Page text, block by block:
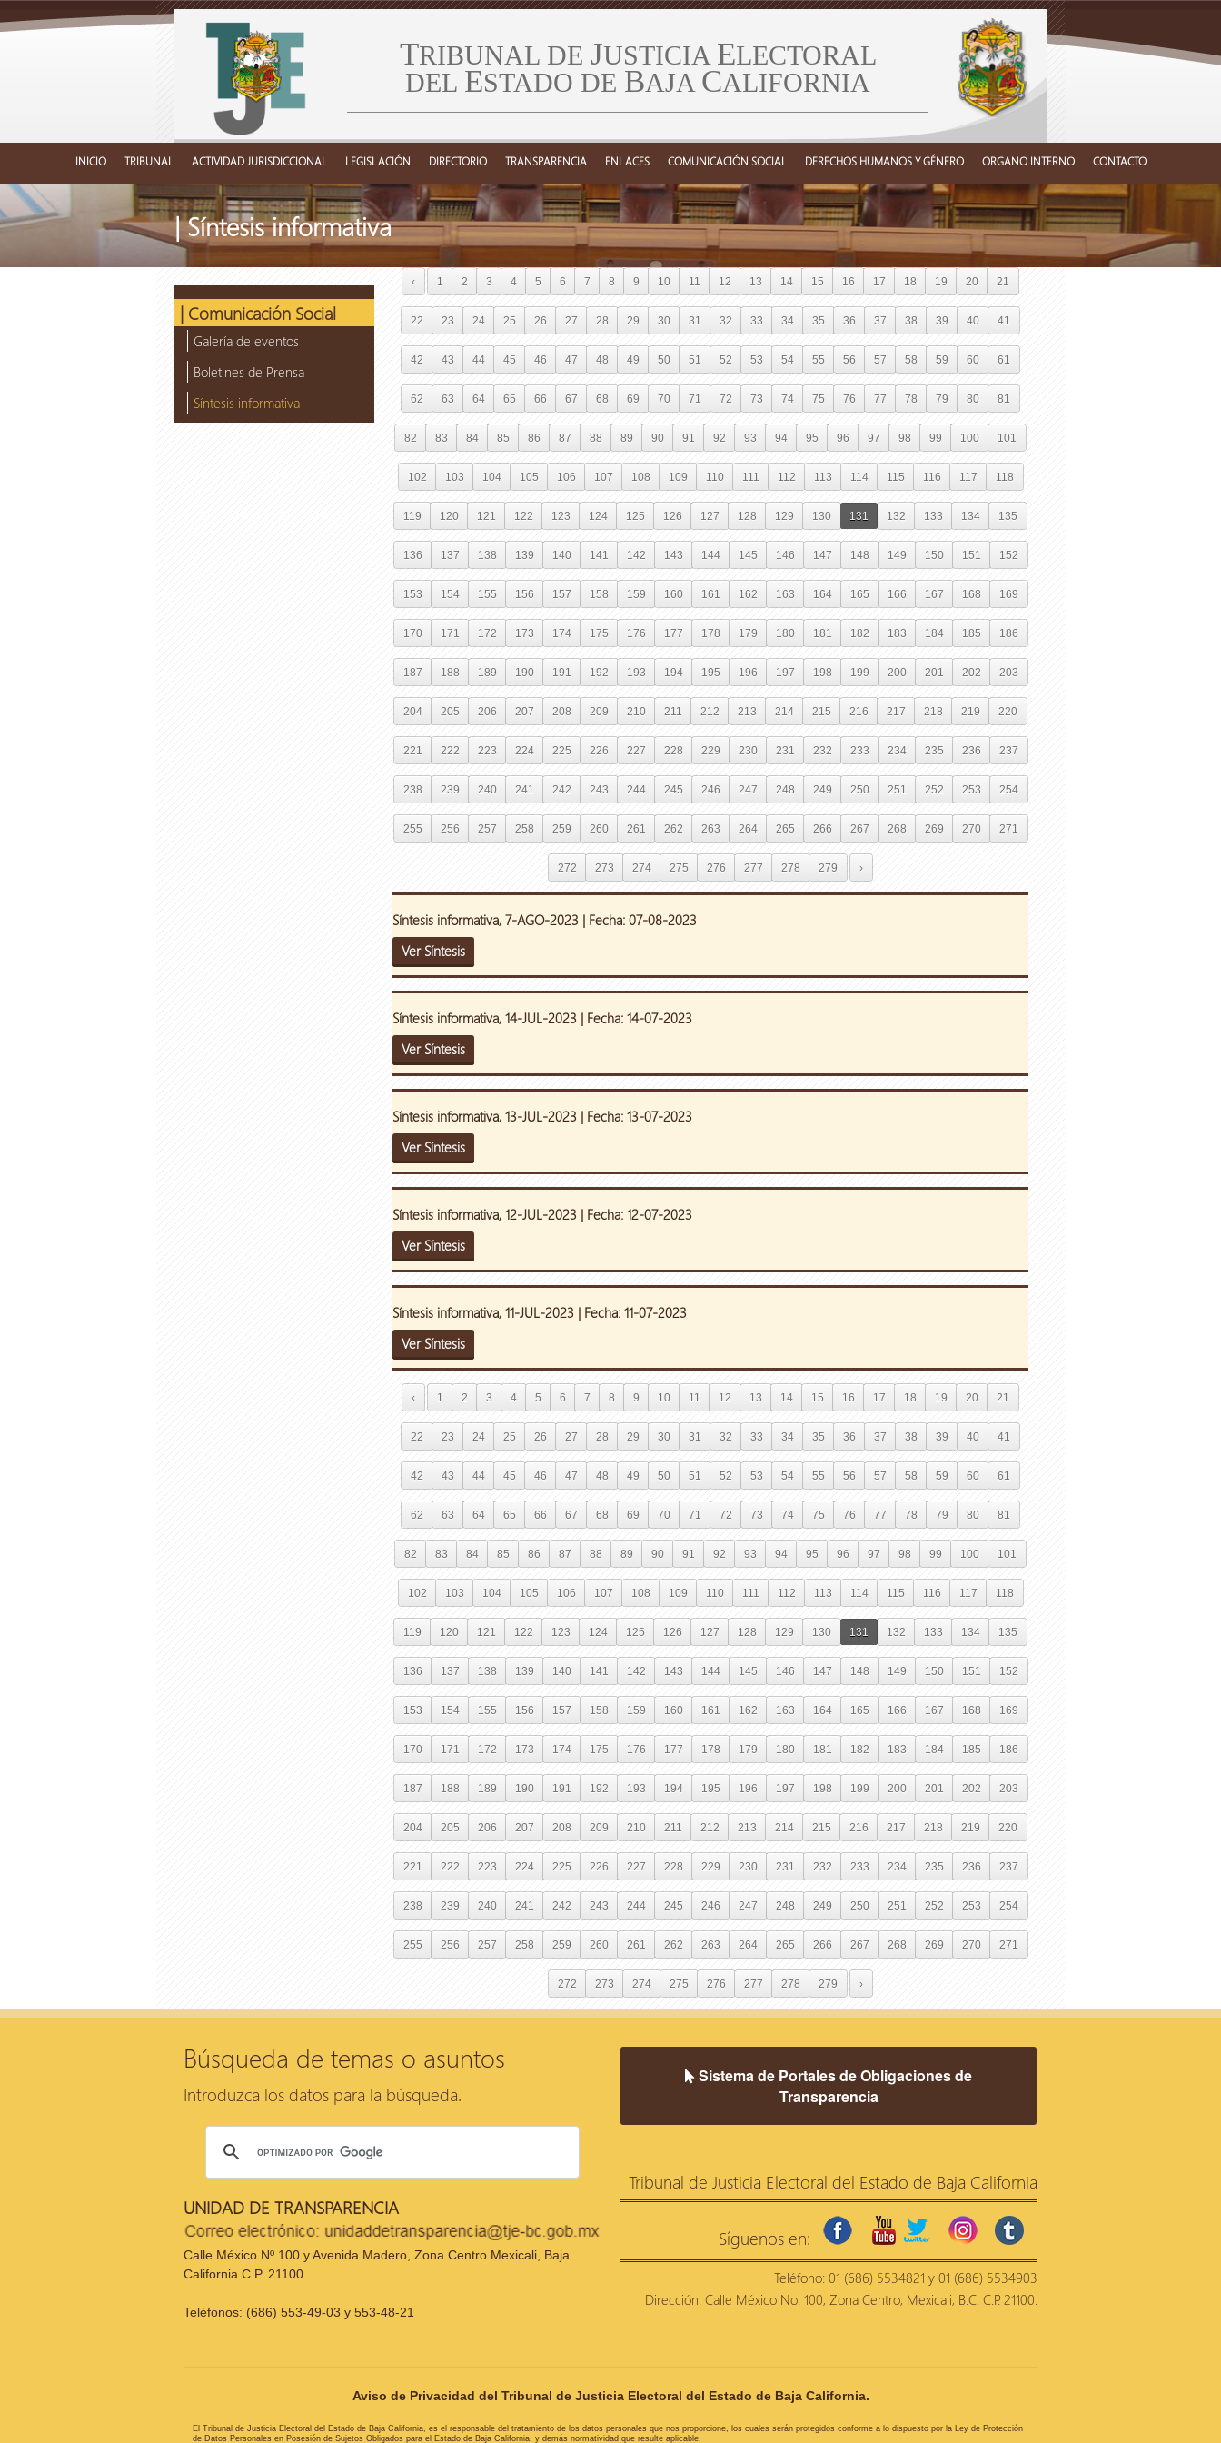
TRIBUNAL DE JUSTICIA ELECTORAL
DEL ESTADO DE BAJA CALIFORNIA
INICIO TRIBUNAL ACTIVIDAD JURISDICCIONAL LEGISLACIÓN DIRECTORIO TRANSPARENCIA ENLACES COMUNICACIÓN SOCIAL DERECHOS HUMANOS Y GÉNERO ORGANO INTERNO CONTACTO
| Síntesis informativa
| Comunicación Social
Galería de eventos
Boletines de Prensa
Síntesis informativa
‹ 1 2 3 4 5 6 7 8 9 10 11 12 13 14 15 16 17 18 19 20 21
22 23 24 25 26 27 28 29 30 31 32 33 34 35 36 37 38 39 40 41
42 43 44 45 46 47 48 49 50 51 52 53 54 55 56 57 58 59 60 61
62 63 64 65 66 67 68 69 70 71 72 73 74 75 76 77 78 79 80 81
82 83 84 85 86 87 88 89 90 91 92 93 94 95 96 97 98 99 100 101
102 103 104 105 106 107 108 109 110 111 112 113 114 115 116 117 118
119 120 121 122 123 124 125 126 127 128 129 130 131 132 133 134 135
136 137 138 139 140 141 142 143 144 145 146 147 148 149 150 151 152
153 154 155 156 157 158 159 160 161 162 163 164 165 166 167 168 169
170 171 172 173 174 175 176 177 178 179 180 181 182 183 184 185 186
187 188 189 190 191 192 193 194 195 196 197 198 199 200 201 202 203
204 205 206 207 208 209 210 211 212 213 214 215 216 217 218 219 220
221 222 223 224 225 226 227 228 229 230 231 232 233 234 235 236 237
238 239 240 241 242 243 244 245 246 247 248 249 250 251 252 253 254
255 256 257 258 259 260 261 262 263 264 265 266 267 268 269 270 271
272 273 274 275 276 277 278 279 ›
Síntesis informativa, 7-AGO-2023 | Fecha: 07-08-2023
Ver Síntesis
Síntesis informativa, 14-JUL-2023 | Fecha: 14-07-2023
Ver Síntesis
Síntesis informativa, 13-JUL-2023 | Fecha: 13-07-2023
Ver Síntesis
Síntesis informativa, 12-JUL-2023 | Fecha: 12-07-2023
Ver Síntesis
Síntesis informativa, 11-JUL-2023 | Fecha: 11-07-2023
Ver Síntesis
‹ 1 2 3 4 5 6 7 8 9 10 11 12 13 14 15 16 17 18 19 20 21
22 23 24 25 26 27 28 29 30 31 32 33 34 35 36 37 38 39 40 41
42 43 44 45 46 47 48 49 50 51 52 53 54 55 56 57 58 59 60 61
62 63 64 65 66 67 68 69 70 71 72 73 74 75 76 77 78 79 80 81
82 83 84 85 86 87 88 89 90 91 92 93 94 95 96 97 98 99 100 101
102 103 104 105 106 107 108 109 110 111 112 113 114 115 116 117 118
119 120 121 122 123 124 125 126 127 128 129 130 131 132 133 134 135
136 137 138 139 140 141 142 143 144 145 146 147 148 149 150 151 152
153 154 155 156 157 158 159 160 161 162 163 164 165 166 167 168 169
170 171 172 173 174 175 176 177 178 179 180 181 182 183 184 185 186
187 188 189 190 191 192 193 194 195 196 197 198 199 200 201 202 203
204 205 206 207 208 209 210 211 212 213 214 215 216 217 218 219 220
221 222 223 224 225 226 227 228 229 230 231 232 233 234 235 236 237
238 239 240 241 242 243 244 245 246 247 248 249 250 251 252 253 254
255 256 257 258 259 260 261 262 263 264 265 266 267 268 269 270 271
272 273 274 275 276 277 278 279 ›
Búsqueda de temas o asuntos
Introduzca los datos para la búsqueda.
UNIDAD DE TRANSPARENCIA
Calle México Nº 100 y Avenida Madero, Zona Centro Mexicali, Baja
California C.P. 21100
Teléfonos: (686) 553-49-03 y 553-48-21
Sistema de Portales de Obligaciones de
Transparencia
Tribunal de Justicia Electoral del Estado de Baja California
Síguenos en:
facebookyoutubetwitter
Teléfono: 01 (686) 5534821 y 01 (686) 5534903
Dirección: Calle México No. 100, Zona Centro, Mexicali, B.C. C.P. 21100.
Aviso de Privacidad del Tribunal de Justicia Electoral del Estado de Baja California.
El Tribunal de Justicia Electoral del Estado de Baja California, es el responsable del tratamiento de los datos personales que nos proporcione, los cuales serán protegidos conforme a lo dispuesto por la Ley de Protección
de Datos Personales en Posesión de Sujetos Obligados para el Estado de Baja California, y demás normatividad que resulte aplicable.